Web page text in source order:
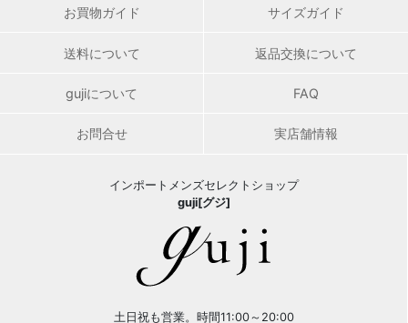
お買物ガイド サイズガイド
送料について 返品交換について
gujiについて FAQ
お問合せ 実店舗情報
インポートメンズセレクトショップ
guji[グジ]
土日祝も営業。時間11:00～20:00